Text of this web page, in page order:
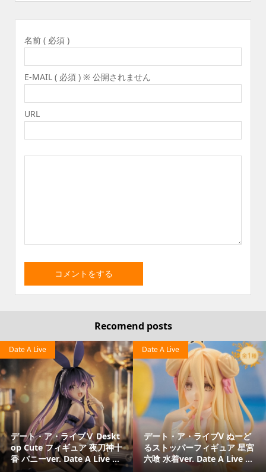
名前 ( 必須 )
E-MAIL ( 必須 ) ※ 公開されません
URL
Recomend posts
デート・ア・ライブⅤ Deskt
op Cute フィギュア 夜刀神十
香 バニーver. Date A Live ...
Date A Live
デート・ア・ライブV ぬーど
るストッパーフィギュア 星宮
六喰 水着ver. Date A Live ...
Date A Live